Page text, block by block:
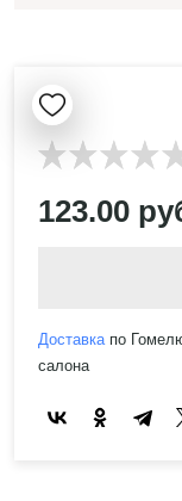
123.00
Доставкапо
салона